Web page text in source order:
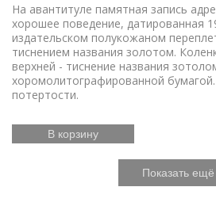
На авантитуле памятная запись
хорошее поведение, датированная
издательском полукожаном
тиснением названия золотом.
верхней - тиснение названия
хоромолитографированной
потертости.
В корзину
Показать ещё